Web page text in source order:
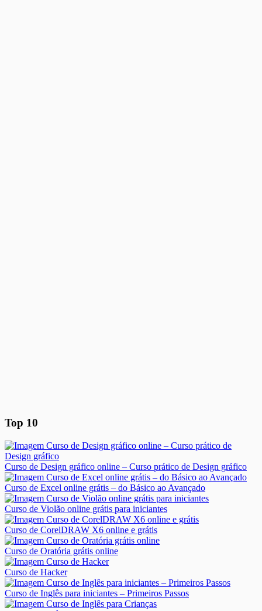
Top 10
Curso de Design gráfico online – Curso prático de Design gráfico
Curso de Excel online grátis – do Básico ao Avançado
Curso de Violão online grátis para iniciantes
Curso de CorelDRAW X6 online e grátis
Curso de Oratória grátis online
Curso de Hacker
Curso de Inglês para iniciantes – Primeiros Passos